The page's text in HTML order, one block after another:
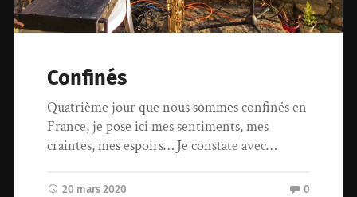
Confinés
Quatrième jour que nous sommes confinés en
France, je pose ici mes sentiments, mes
craintes, mes espoirs… Je constate avec…
20 mars 2020 0